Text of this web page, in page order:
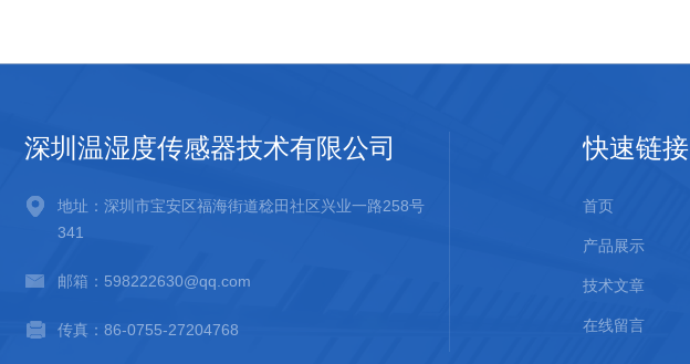
深圳温湿度传感器技术有限公司
地址：深圳市宝安区福海街道稔田社区兴业一路258号
341
邮箱：598222630@qq.com
传真：86-0755-27204768
快速链接
首页
产品展示
技术文章
在线留言